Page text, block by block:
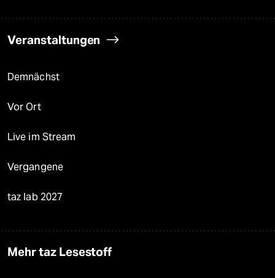
Veranstaltungen
Demnächst
Vor Ort
Live im Stream
Vergangene
taz lab 2027
Mehr taz Lesestoff